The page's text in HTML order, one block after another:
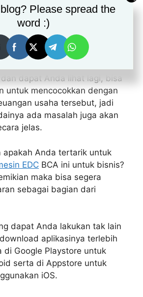
yang masuk dapat dicek
riwayatnya, termasuk
ketika Anda ingin melihat
evaluasi keuangan juga
lagi khawatir, karena setiap
dapat Anda lihat lagi, bisa
untuk mencocokkan dengan
usaha tersebut, jadi
ada masalah juga akan
jelas.
apakah Anda tertarik untuk
EDC BCA ini untuk bisnis?
maka bisa segera
sebagai bagian dari
dapat Anda lakukan tak lain
aplikasinya terlebih
di Google Playstore untuk
serta di Appstore untuk
iOS.
Please spread the
word :)